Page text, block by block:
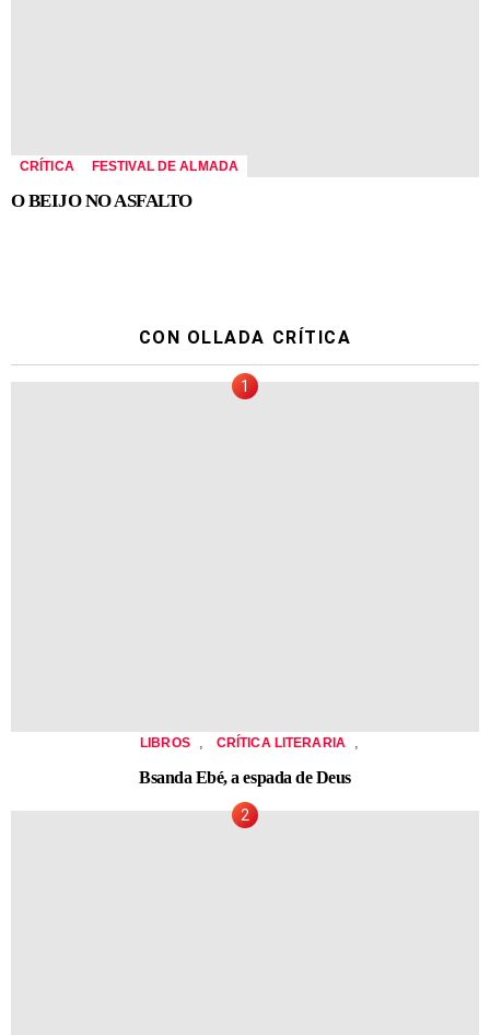
CRÍTICA FESTIVAL DE ALMADA
O BEIJO NO ASFALTO
CON OLLADA CRÍTICA
LIBROS CRÍTICA LITERARIA
Bsanda Ebé, a espada de Deus